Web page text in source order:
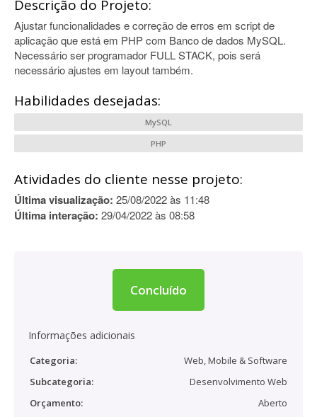
Descrição do Projeto:
Ajustar funcionalidades e correção de erros em script de
aplicação que está em PHP com Banco de dados MySQL.
Necessário ser programador FULL STACK, pois será
necessário ajustes em layout também.
Habilidades desejadas:
MySQL
PHP
Atividades do cliente nesse projeto:
Última visualização: 25/08/2022 às 11:48
Última interação: 29/04/2022 às 08:58
Concluído
Informações adicionais
Categoria:
Web, Mobile & Software
Subcategoria:
Desenvolvimento Web
Orçamento:
Aberto